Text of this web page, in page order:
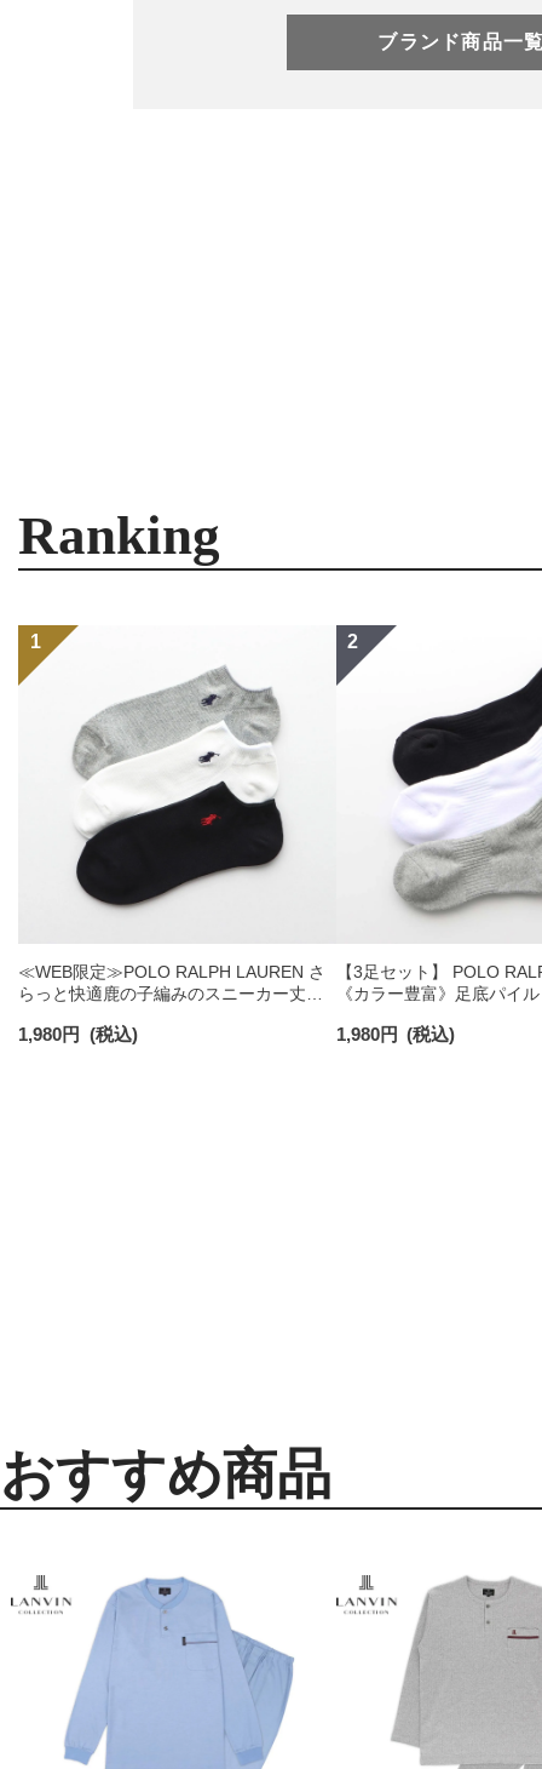
ブランド商品一
Ranking
≪WEB限定≫POLO RALPH LAUREN さ
らっと快適鹿の子編みのスニーカー丈ソ
ズ レディース 92022800
1,980円 (税込)
【3足セット】 POLO
《カラー豊富》足底パイ
ンズ 92009604
1,980円 (税込)
おすすめ商品